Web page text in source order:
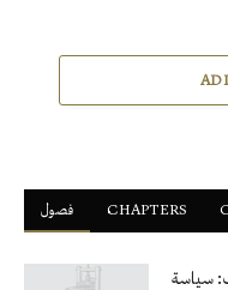
فصول ْCHAPTERS
سياسة